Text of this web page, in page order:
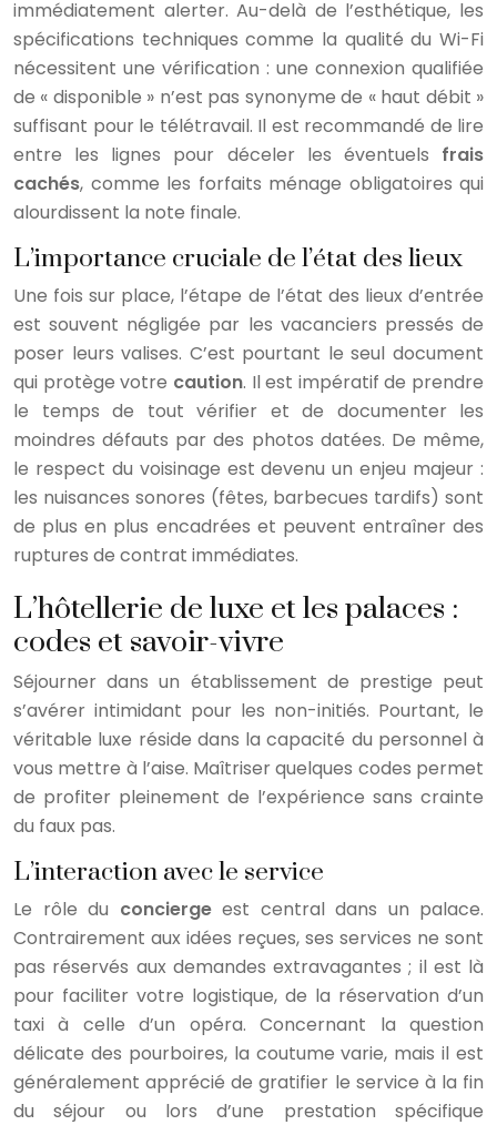
immédiatement alerter. Au-delà de l’esthétique, les
spécifications techniques comme la qualité du Wi-Fi
nécessitent une vérification : une connexion qualifiée
de « disponible » n’est pas synonyme de « haut débit »
suffisant pour le télétravail. Il est recommandé de lire
entre les lignes pour déceler les éventuels frais
cachés, comme les forfaits ménage obligatoires qui
alourdissent la note finale.
L’importance cruciale de l’état des lieux
Une fois sur place, l’étape de l’état des lieux d’entrée
est souvent négligée par les vacanciers pressés de
poser leurs valises. C’est pourtant le seul document
qui protège votre caution. Il est impératif de prendre
le temps de tout vérifier et de documenter les
moindres défauts par des photos datées. De même,
le respect du voisinage est devenu un enjeu majeur :
les nuisances sonores (fêtes, barbecues tardifs) sont
de plus en plus encadrées et peuvent entraîner des
ruptures de contrat immédiates.
L’hôtellerie de luxe et les palaces :
codes et savoir-vivre
Séjourner dans un établissement de prestige peut
s’avérer intimidant pour les non-initiés. Pourtant, le
véritable luxe réside dans la capacité du personnel à
vous mettre à l’aise. Maîtriser quelques codes permet
de profiter pleinement de l’expérience sans crainte
du faux pas.
L’interaction avec le service
Le rôle du conciergeest central dans un palace.
Contrairement aux idées reçues, ses services ne sont
pas réservés aux demandes extravagantes ; il est là
pour faciliter votre logistique, de la réservation d’un
taxi à celle d’un opéra. Concernant la question
délicate des pourboires, la coutume varie, mais il est
généralement apprécié de gratifier le service à la fin
du séjour ou lors d’une prestation spécifique